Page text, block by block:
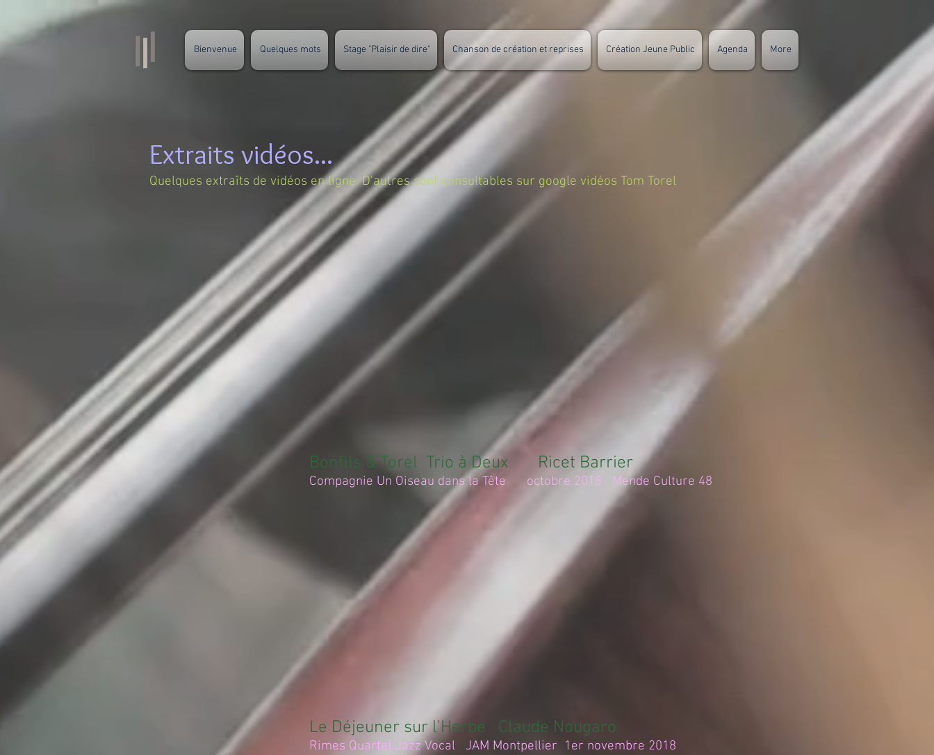
Bienvenue Quelques mots Stage "Plaisir de dire" Chanson de création et reprises Création Jeune Public Agenda More
Extraits vidéos...
Quelques extraîts de vidéos en ligne. D'autres sont consultables sur google vidéos Tom Torel
Bonfils & Torel Trio à Deux Ricet Barrier
Compagnie Un Oiseau dans la Tête octobre 2018 Mende Culture 48
Le Déjeuner sur l'Herbe Claude Nougaro
Rimes Quartet Jazz Vocal JAM Montpellier 1er novembre 2018